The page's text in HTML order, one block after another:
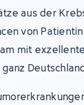
aus der
von
mit